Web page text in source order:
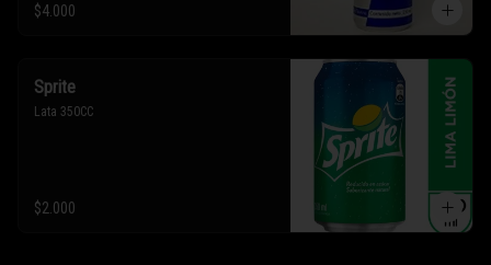
$4.000
Sprite
Lata 350CC
$2.000